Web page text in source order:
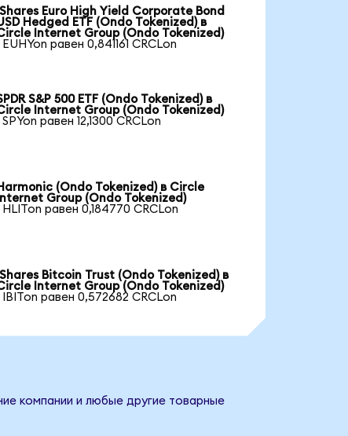
Euro High Yield Corporate Bond
Hedged ETF (Ondo Tokenized) в
Internet Group (Ondo Tokenized)
EUHYon равен 0,841161 CRCLon
S&P 500 ETF (Ondo Tokenized) в
Internet Group (Ondo Tokenized)
SPYon равен 12,1300 CRCLon
(Ondo Tokenized) в Circle
Group (Ondo Tokenized)
HLITon равен 0,184770 CRCLon
Bitcoin Trust (Ondo Tokenized) в
Internet Group (Ondo Tokenized)
IBITon равен 0,572682 CRCLon
компании и любые другие товарные